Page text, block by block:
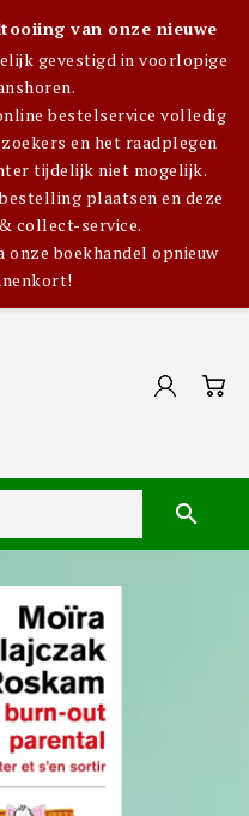
van onze nieuwe
gevestigd in voorlopige
bestelservice volledig
en het raadplegen
tijdelijk niet mogelijk.
plaatsen en deze
collect-service.
onze boekhandel opnieuw
